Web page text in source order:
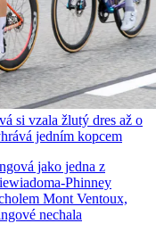
si vzala žlutý dres až o
jedním kopcem
jako jedna z
Phinney
Mont Ventoux,
nechala